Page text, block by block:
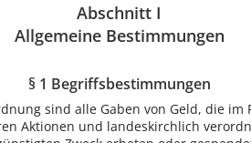
Abschnitt I
Allgemeine Bestimmungen
§ 1 Begriffsbestimmungen
sind alle Gaben von Geld, die im
Aktionen und landeskirchlich